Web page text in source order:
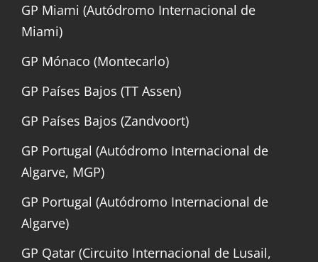
GP Miami (Autódromo Internacional de
Miami)
GP Mónaco (Montecarlo)
GP Países Bajos (TT Assen)
GP Países Bajos (Zandvoort)
GP Portugal (Autódromo Internacional de
Algarve, MGP)
GP Portugal (Autódromo Internacional de
Algarve)
GP Qatar (Circuito Internacional de Lusail,